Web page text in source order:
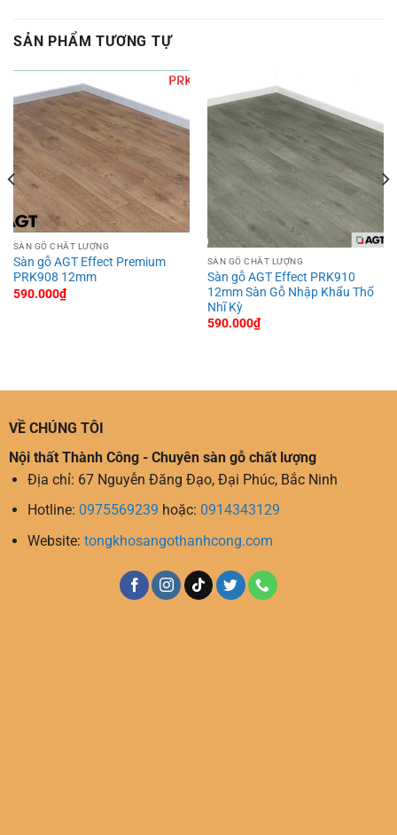
SẢN PHẨM TƯƠNG TỰ
SÀN GỖ CHẤT LƯỢNG
Sàn gỗ AGT Effect Premium
PRK908 12mm
590.000₫
SÀN GỖ CHẤT LƯỢNG
Sàn gỗ AGT Effect PRK910
12mm Sàn Gỗ Nhập Khẩu Thổ
Nhĩ Kỳ
590.000₫
VỀ CHÚNG TÔI
Nội thất Thành Công - Chuyên sàn gỗ chất lượng
Địa chỉ: 67 Nguyễn Đăng Đạo, Đại Phúc, Bắc Ninh
Hotline: 0975569239 hoặc: 0914343129
Website: tongkhosangothanhcong.com